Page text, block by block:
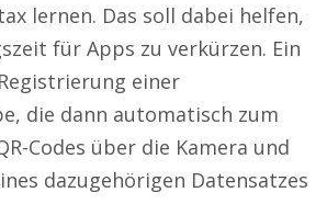
lernen. Das soll dabei helfen,
für Apps zu verkürzen. Ein
einer
die dann automatisch zum
Codes über die Kamera und
dazugehörigen Datensatzes